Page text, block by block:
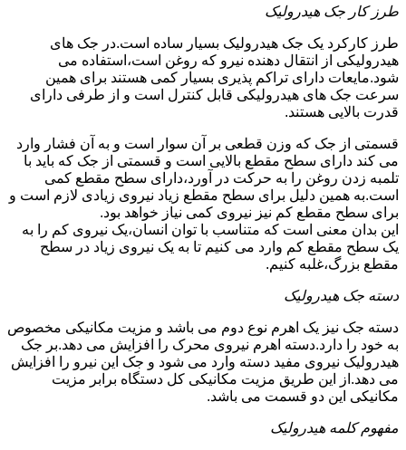
طرز کار جک هیدرولیک
طرز کارکرد یک جک هیدرولیک بسیار ساده است.در جک های
هیدرولیکی از انتقال دهنده نیرو که روغن است،استفاده می
شود.مایعات دارای تراکم پذیری بسیار کمی هستند برای همین
سرعت جک های هیدرولیکی قابل کنترل است و از طرفی دارای
قدرت بالایی هستند.
قسمتی از جک که وزن قطعی بر آن سوار است و به آن فشار وارد
می کند دارای سطح مقطع بالایی است و قسمتی از جک که باید با
تلمبه زدن روغن را به حرکت در آورد،دارای سطح مقطع کمی
است.به همین دلیل برای سطح مقطع زیاد نیروی زیادی لازم است و
برای سطح مقطع کم نیز نیروی کمی نیاز خواهد بود.
این بدان معنی است که متناسب با توان انسان،یک نیروی کم را به
یک سطح مقطع کم وارد می کنیم تا به یک نیروی زیاد در سطح
مقطع بزرگ،غلبه کنیم.
دسته جک هیدرولیک
دسته جک نیز یک اهرم نوع دوم می باشد و مزیت مکانیکی مخصوص
به خود را دارد.دسته اهرم نیروی محرک را افزایش می دهد.بر جک
هیدرولیک نیروی مفید دسته وارد می شود و جک این نیرو را افزایش
می دهد.از این طریق مزیت مکانیکی کل دستگاه برابر مزیت
مکانیکی این دو قسمت می باشد.
مفهوم کلمه هیدرولیک